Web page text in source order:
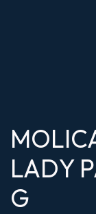
LADY
G